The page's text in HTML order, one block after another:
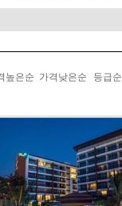
높은순 가격낮은순 등급순